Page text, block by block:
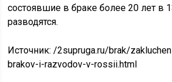
состоявшие в браке более 20 лет в
разводятся.
Источник:/2supruga.ru/brak/
brakov-i-razvodov-v-rossii.html